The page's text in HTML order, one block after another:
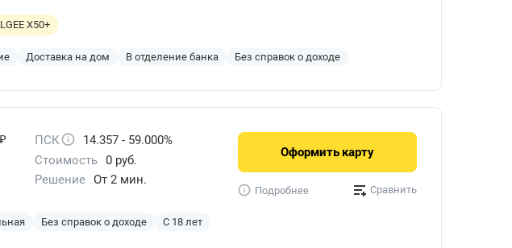
X50+
Доставка на дом В отделение банка Без справок о доходе
₽ ПСК
14.357 - 59.000%
Стоимость 0 руб.
Решение От 2 мин.
Без справок о доходе С 18 лет
Оформить карту
Подробнее Сравнить